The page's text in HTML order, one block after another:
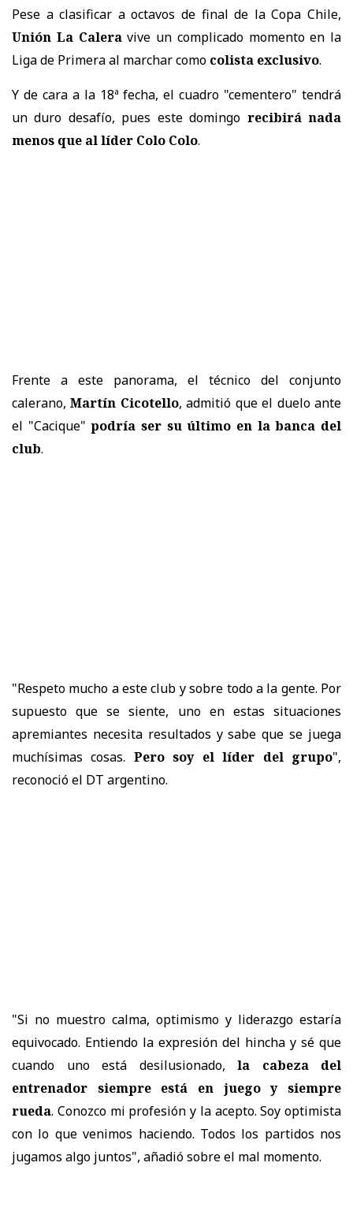
Pese a clasificar a octavos de final de la Copa Chile,
Unión La Caleravive un complicado momento en la
Liga de Primera al marchar como colista exclusivo.
Y de cara a la 18ª fecha, el cuadro "cementero" tendrá
un duro desafío, pues este domingo recibirá nada
menos que al líder Colo Colo.
Frente a este panorama, el técnico del conjunto
calerano,Martín Cicotello, admitió que el duelo ante
el "Cacique" podría ser su último en la banca del
club.
"Respeto mucho a este club y sobre todo a la gente. Por
supuesto que se siente, uno en estas situaciones
apremiantes necesita resultados y sabe que se juega
muchísimas cosas. Pero soy el líder del grupo",
reconoció el DT argentino.
"Si no muestro calma, optimismo y liderazgo estaría
equivocado. Entiendo la expresión del hincha y sé que
cuando uno está desilusionado, la cabeza del
entrenador siempre está en juego y siempre
rueda. Conozco mi profesión y la acepto. Soy optimista
con lo que venimos haciendo. Todos los partidos nos
jugamos algo juntos", añadió sobre el mal momento.